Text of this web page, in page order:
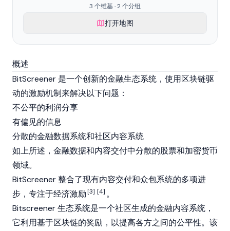
3 个维基 · 2 个分组
打开地图
概述
BitScreener 是一个创新的金融生态系统，使用区块链驱
动的激励机制来解决以下问题：
不公平的利润分享
有偏见的信息
分散的金融数据系统和社区内容系统
如上所述，金融数据和内容交付中分散的股票和加密货币
领域。
BitScreener 整合了现有内容交付和众包系统的多项进
步，专注于经济激励[3] [4] 。
Bitscreener 生态系统是一个社区生成的金融内容系统，
它利用基于区块链的奖励，以提高各方之间的公平性。该